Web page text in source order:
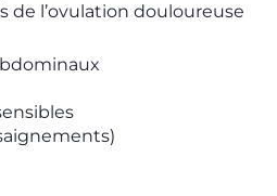
de l’ovulation douloureuse